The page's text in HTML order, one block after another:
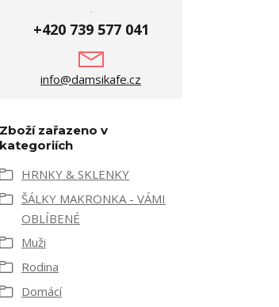
+420 739 577 041
info@damsikafe.cz
Zboží zařazeno v
kategoriích
HRNKY & SKLENKY
ŠÁLKY MAKRONKA - VÁMI
OBLÍBENÉ
Muži
Rodina
Domácí